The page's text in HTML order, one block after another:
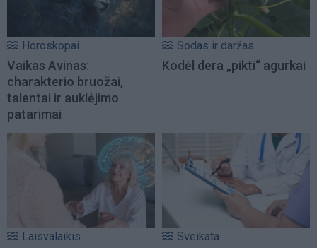
Horoskopai
Vaikas Avinas:
charakterio bruožai,
talentai ir auklėjimo
patarimai
Sodas ir daržas
Kodėl dera „pikti“ agurkai
Laisvalaikis Sveikata